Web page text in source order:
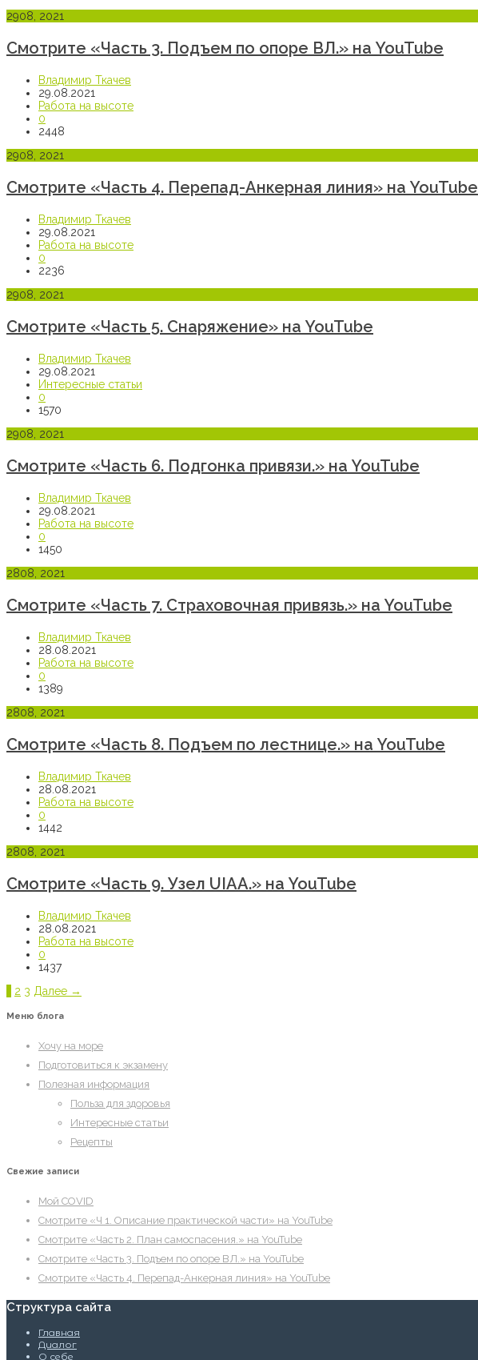
2908, 2021
Смотрите «Часть 3. Подъем по опоре ВЛ.» на YouTube
Владимир Ткачев
29.08.2021
Работа на высоте
0
2448
2908, 2021
Смотрите «Часть 4. Перепад-Анкерная линия» на YouTube
Владимир Ткачев
29.08.2021
Работа на высоте
0
2236
2908, 2021
Смотрите «Часть 5. Снаряжение» на YouTube
Владимир Ткачев
29.08.2021
Интересные статьи
0
1570
2908, 2021
Смотрите «Часть 6. Подгонка привязи.» на YouTube
Владимир Ткачев
29.08.2021
Работа на высоте
0
1450
2808, 2021
Смотрите «Часть 7. Страховочная привязь.» на YouTube
Владимир Ткачев
28.08.2021
Работа на высоте
0
1389
2808, 2021
Смотрите «Часть 8. Подъем по лестнице.» на YouTube
Владимир Ткачев
28.08.2021
Работа на высоте
0
1442
2808, 2021
Смотрите «Часть 9. Узел UIAA.» на YouTube
Владимир Ткачев
28.08.2021
Работа на высоте
0
1437
Page
Page
2 Page
3 Далее →
Меню блога
Хочу на море
Подготовиться к экзамену
Полезная информация
Польза для здоровья
Интересные статьи
Рецепты
Свежие записи
Мой COVID
Смотрите «Ч 1. Описание практической части» на YouTube
Смотрите «Часть 2. План самоспасения.» на YouTube
Смотрите «Часть 3. Подъем по опоре ВЛ.» на YouTube
Смотрите «Часть 4. Перепад-Анкерная линия» на YouTube
Структура сайта
Главная
Диалог
О себе